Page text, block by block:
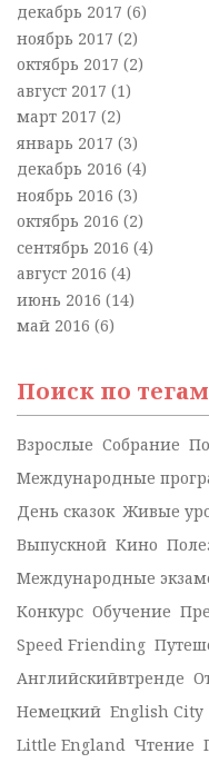
декабрь 2017 (6)
ноябрь 2017 (2)
октябрь 2017 (2)
август 2017 (1)
март 2017 (2)
январь 2017 (3)
декабрь 2016 (4)
ноябрь 2016 (3)
октябрь 2016 (2)
сентябрь 2016 (4)
август 2016 (4)
июнь 2016 (14)
май 2016 (6)
Поиск по тегам
Взрослые Собрание
Международные
День сказок Живые
Выпускной Кино
Международные
Конкурс Обучение
Speed Friending
Английскийвтренде
Немецкий English City
Little England Чтение